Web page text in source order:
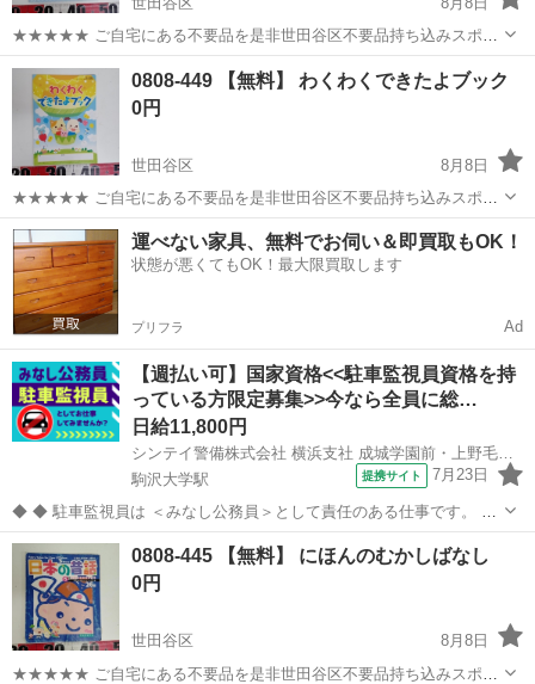
★★★★★ ご自宅にある不要品を是非世田谷区不要品持ち込みスポッ
トへお持ち込みしませんか？ 家電や家具、レジャー用品などが無料で
まとめて持ち込めます！ ※詳細はこちらのページをご確認ください。
https://jmt...
東京 世田谷区 スポット
0808-449 【無料】 わくわくできたよブック
0円
世田谷区
8月8日
★★★★★ ご自宅にある不要品を是非世田谷区不要品持ち込みスポッ
トへお持ち込みしませんか？ 家電や家具、レジャー用品などが無料で
まとめて持ち込めます！ ※詳細はこちらのページをご確認ください。
https://jmt...
東京 世田谷区 絵本 スポット
運べない家具、無料でお伺い＆即買取もOK！
状態が悪くてもOK！最大限買取します
プリフラ Ad
【週払い可】国家資格<<駐車監視員資格を持
っている方限定募集>>今なら全員に総…
日給11,800円
シンテイ警備株式会社 横浜支社 成城学園前・上野毛・駒沢大学(6)エリア/A3203200105
駒沢大学駅
提携サイト 7月23日
◆ ◆ 駐車監視員は ＜みなし公務員＞として責任のある仕事です。 警
察から委託を受けております。
・・・・・・・・・・・・・・・・・・・・・・・・・・ ≫≫ 駐車
監視員の資格を持っている方限定の募集です！ ￣￣￣￣￣...
東京 世田谷区 駒沢大学駅 警備員
0808-445 【無料】 にほんのむかしばなし
0円
世田谷区
8月8日
★★★★★ ご自宅にある不要品を是非世田谷区不要品持ち込みスポッ